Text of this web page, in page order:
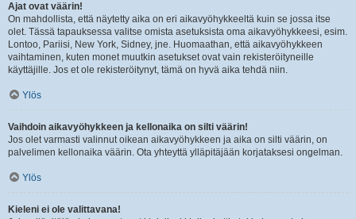
Ajat ovat väärin!
On mahdollista, että näytetty aika on eri aikavyöhykkeeltä kuin se jossa itse
olet. Tässä tapauksessa valitse omista asetuksista oma aikavyöhykkeesi, esim.
Lontoo, Pariisi, New York, Sidney, jne. Huomaathan, että aikavyöhykkeen
vaihtaminen, kuten monet muutkin asetukset ovat vain rekisteröityneille
käyttäjille. Jos et ole rekisteröitynyt, tämä on hyvä aika tehdä niin.
Ylös
Vaihdoin aikavyöhykkeen ja kellonaika on silti väärin!
Jos olet varmasti valinnut oikean aikavyöhykkeen ja aika on silti väärin, on
palvelimen kellonaika väärin. Ota yhteyttä ylläpitäjään korjataksesi ongelman.
Ylös
Kieleni ei ole valittavana!